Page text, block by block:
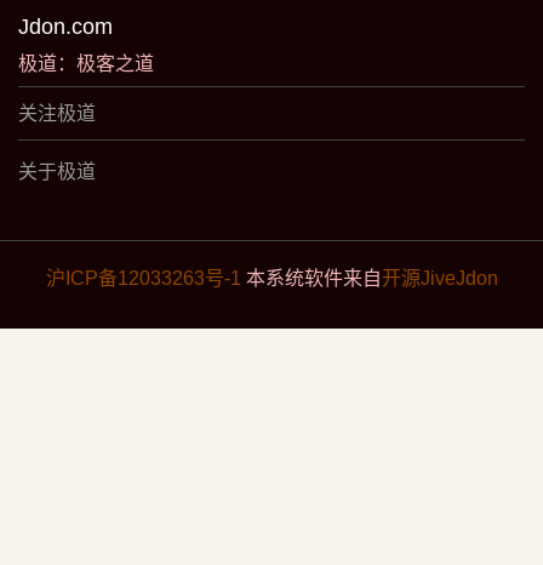
Jdon.com
极道：极客之道
关注极道
关于极道
沪ICP备12033263号-1 本系统软件来自开源JiveJdon